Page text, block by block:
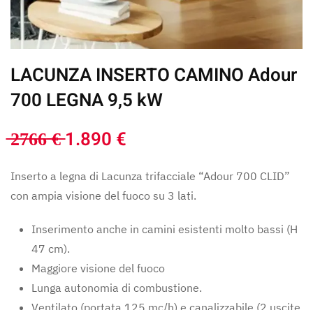
LACUNZA INSERTO CAMINO Adour
700 LEGNA 9,5 kW
̶2̶7̶6̶6̶ ̶€̶ 1.890 €
Inserto a legna di Lacunza trifacciale “Adour 700 CLID”
con ampia visione del fuoco su 3 lati.
Inserimento anche in camini esistenti molto bassi (H
47 cm).
Maggiore visione del fuoco
Lunga autonomia di combustione.